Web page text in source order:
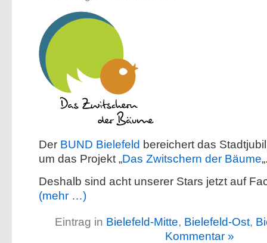
Der BUND Bielefeld bereichert das
um das Projekt „Das Zwitschern der Bäume
Deshalb sind acht unserer Stars jetzt auf
(mehr …)
Eintrag in Bielefeld-Mitte, Bielefeld-Ost,
Kommentar »